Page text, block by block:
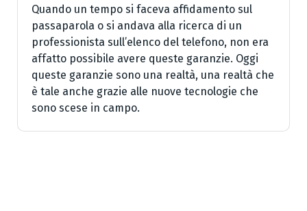
Quando un tempo si faceva affidamento sul
passaparola o si andava alla ricerca di un
professionista sull’elenco del telefono, non era
affatto possibile avere queste garanzie. Oggi
queste garanzie sono una realtà, una realtà che
è tale anche grazie alle nuove tecnologie che
sono scese in campo.